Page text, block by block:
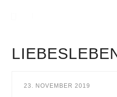
23. NOVEMBER 2019